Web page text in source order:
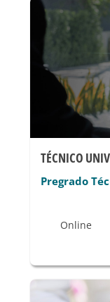
TÉCNICO
Pregrado
Online